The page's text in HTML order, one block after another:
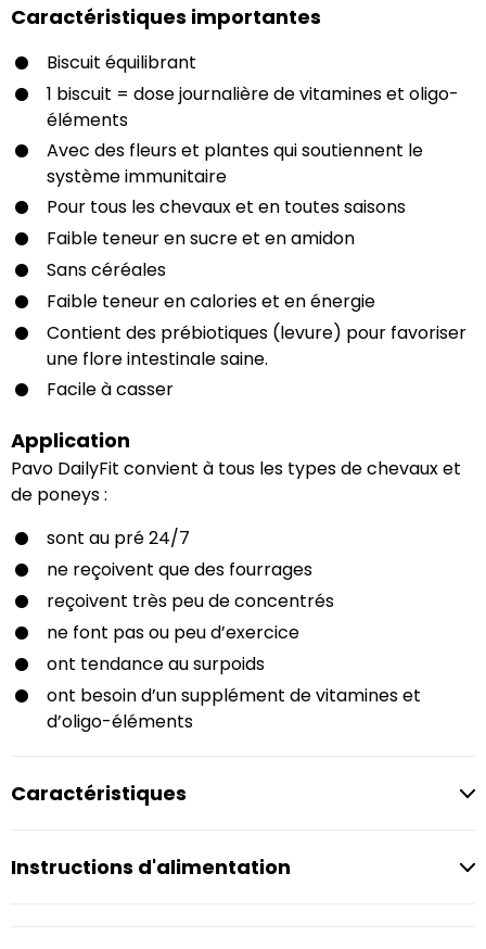
Caractéristiques importantes
Biscuit équilibrant
1 biscuit = dose journalière de vitamines et oligo-
éléments
Avec des fleurs et plantes qui soutiennent le
système immunitaire
Pour tous les chevaux et en toutes saisons
Faible teneur en sucre et en amidon
Sans céréales
Faible teneur en calories et en énergie
Contient des prébiotiques (levure) pour favoriser
une flore intestinale saine.
Facile à casser
Application
Pavo DailyFit convient à tous les types de chevaux et
de poneys :
sont au pré 24/7
ne reçoivent que des fourrages
reçoivent très peu de concentrés
ne font pas ou peu d’exercice
ont tendance au surpoids
ont besoin d’un supplément de vitamines et
d’oligo-éléments
Caractéristiques
Instructions d'alimentation